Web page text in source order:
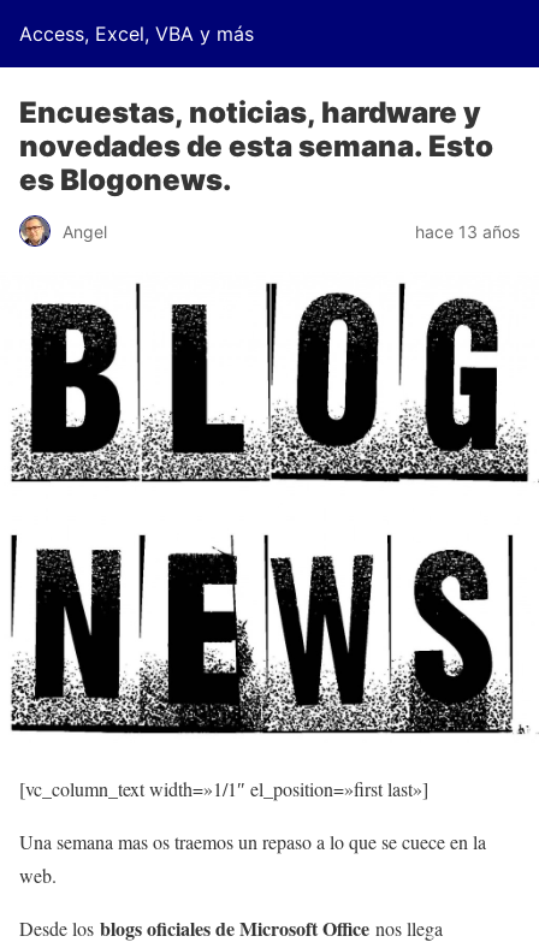
Access, Excel, VBA y más
Encuestas, noticias, hardware y
novedades de esta semana. Esto
es Blogonews.
Angel hace 13 años
[vc_column_text width=»1/1″ el_position=»first last»]
Una semana mas os traemos un repaso a lo que se cuece en la
web.
Desde los blogs oficiales de Microsoft Office nos llega